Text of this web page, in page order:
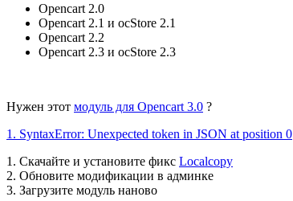
Opencart 2.0
Opencart 2.1 и ocStore 2.1
Opencart 2.2
Opencart 2.3 и ocStore 2.3
Нужен этот модуль для Opencart 3.0 ?
1. SyntaxError: Unexpected token in JSON at position 0
1. Скачайте и установите фикс Localcopy
2. Обновите модификации в админке
3. Загрузите модуль наново